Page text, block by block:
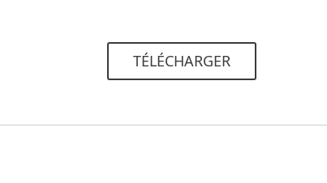
TÉLÉCHARGER